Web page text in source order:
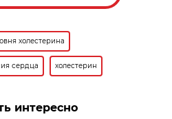
холестерина
сердца холестерин
интересно